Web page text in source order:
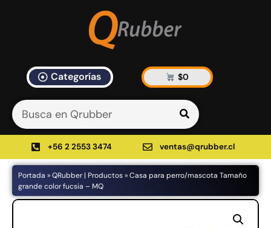
Categorías $0
+56 2 2553 3474 ventas@qrubber.cl
Portada »QRubber | Productos»Casa para perro/mascota Tamaño
grande color fucsia – MQ
Artículos Blog
535 results found in 10ms
Filtrar
Productos